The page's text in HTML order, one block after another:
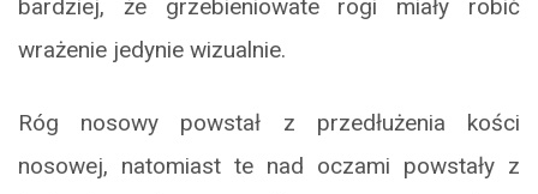
bardziej, że grzebieniowate rogi miały robić
wrażenie jedynie wizualnie.
Róg nosowy powstał z przedłużenia kości
nosowej, natomiast te nad oczami powstały z